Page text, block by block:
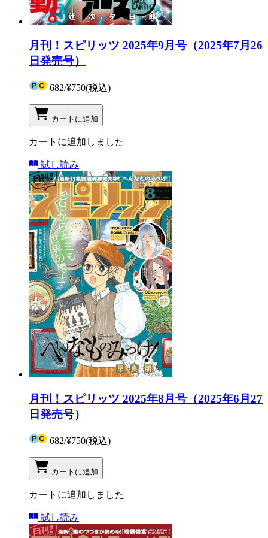
月刊！スピリッツ 2025年9月号（2025年7月26
日発売号）
682/¥750(税込)
カートに追加
カートに追加しました
試し読み
月刊！スピリッツ 2025年8月号（2025年6月27
日発売号）
682/¥750(税込)
カートに追加
カートに追加しました
試し読み